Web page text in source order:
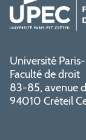
Université
Faculté de droit
83-85, avenue
94010 Créteil